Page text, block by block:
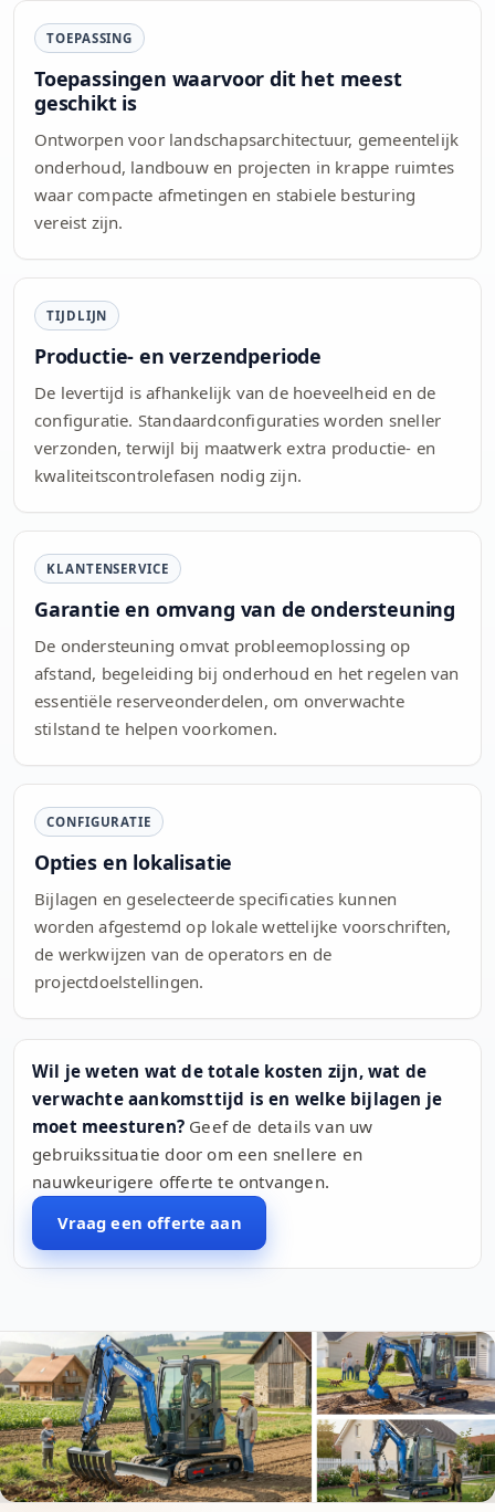
TOEPASSING
Toepassingen waarvoor dit het meest
geschikt is
Ontworpen voor landschapsarchitectuur, gemeentelijk
onderhoud, landbouw en projecten in krappe ruimtes
waar compacte afmetingen en stabiele besturing
vereist zijn.
TIJDLIJN
Productie- en verzendperiode
De levertijd is afhankelijk van de hoeveelheid en de
configuratie. Standaardconfiguraties worden sneller
verzonden, terwijl bij maatwerk extra productie- en
kwaliteitscontrolefasen nodig zijn.
KLANTENSERVICE
Garantie en omvang van de ondersteuning
De ondersteuning omvat probleemoplossing op
afstand, begeleiding bij onderhoud en het regelen van
essentiële reserveonderdelen, om onverwachte
stilstand te helpen voorkomen.
CONFIGURATIE
Opties en lokalisatie
Bijlagen en geselecteerde specificaties kunnen
worden afgestemd op lokale wettelijke voorschriften,
de werkwijzen van de operators en de
projectdoelstellingen.
Wil je weten wat de totale kosten zijn, wat de
verwachte aankomsttijd is en welke bijlagen je
moet meesturen? Geef de details van uw
gebruikssituatie door om een snellere en
nauwkeurigere offerte te ontvangen.
Vraag een offerte aan